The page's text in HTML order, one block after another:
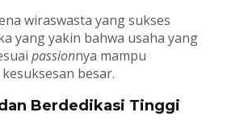
wiraswasta yang sukses
yang yakin bahwa usaha yang
passionnya mampu
besar.
Berdedikasi Tinggi